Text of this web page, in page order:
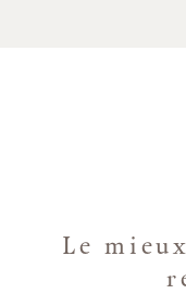
Le